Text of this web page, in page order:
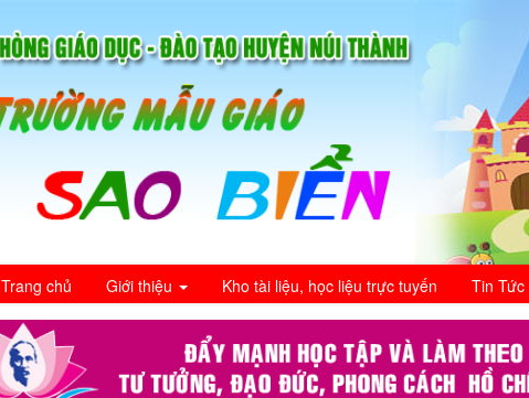
Trang chủ Giới thiệu Kho tài liệu, học liệu trực tuyến Tin Tức